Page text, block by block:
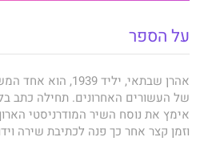
על הספר
אהרן שבתאי, יליד
של העשורים האחרונים. תחילה כתב
אימץ את נוסח השיר המודרניסטי
וזמן קצר אחר כך פנה לכתיבת שירה